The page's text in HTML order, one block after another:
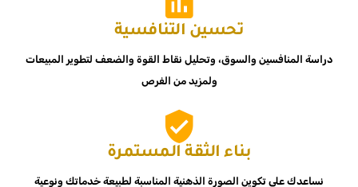
تحسين التنافسية
دراسة المنافسين والسوق، وتحليل نقاط القوة والضعف لتطوير المبيعات
ولمزيد من الفرص
بناء الثقة المستمرة
نساعدك على تكوين الصورة الذهنية المناسبة لطبيعة خدماتك ونوعية